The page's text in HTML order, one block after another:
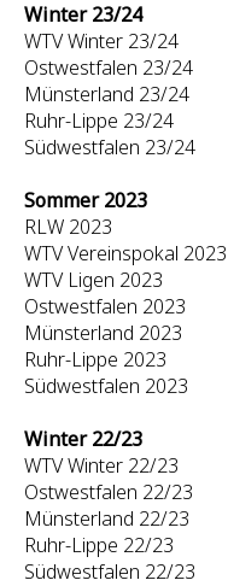
Winter 23/24
WTV Winter 23/24
Ostwestfalen 23/24
Münsterland 23/24
Ruhr-Lippe 23/24
Südwestfalen 23/24
Sommer 2023
RLW 2023
WTV Vereinspokal 2023
WTV Ligen 2023
Ostwestfalen 2023
Münsterland 2023
Ruhr-Lippe 2023
Südwestfalen 2023
Winter 22/23
WTV Winter 22/23
Ostwestfalen 22/23
Münsterland 22/23
Ruhr-Lippe 22/23
Südwestfalen 22/23